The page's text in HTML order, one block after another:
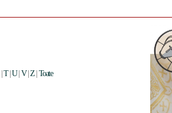
T |U V |Z Toate